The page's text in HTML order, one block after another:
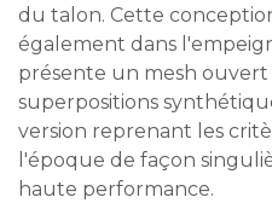
du talon. Cette
également dans
présente un mesh ouvert
superpositions
version reprenant les
l'époque de façon
haute performance.